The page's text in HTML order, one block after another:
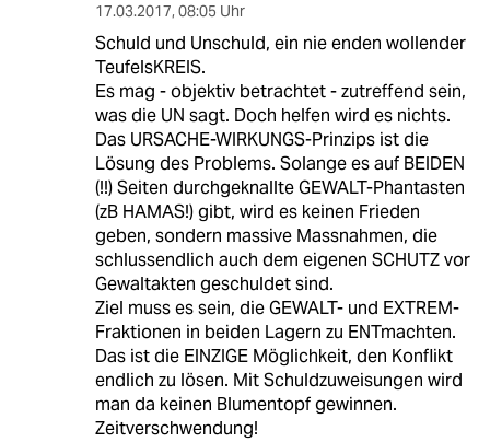
17.03.2017, 08:05 Uhr
Schuld und Unschuld, ein nie enden wollender
TeufelsKREIS.
Es mag - objektiv betrachtet - zutreffend sein,
was die UN sagt. Doch helfen wird es nichts.
Das URSACHE-WIRKUNGS-Prinzips ist die
Lösung des Problems. Solange es auf BEIDEN
(!!) Seiten durchgeknallte GEWALT-Phantasten
(zB HAMAS!) gibt, wird es keinen Frieden
geben, sondern massive Massnahmen, die
schlussendlich auch dem eigenen SCHUTZ vor
Gewaltakten geschuldet sind.
Ziel muss es sein, die GEWALT- und EXTREM-
Fraktionen in beiden Lagern zu ENTmachten.
Das ist die EINZIGE Möglichkeit, den Konflikt
endlich zu lösen. Mit Schuldzuweisungen wird
man da keinen Blumentopf gewinnen.
Zeitverschwendung!